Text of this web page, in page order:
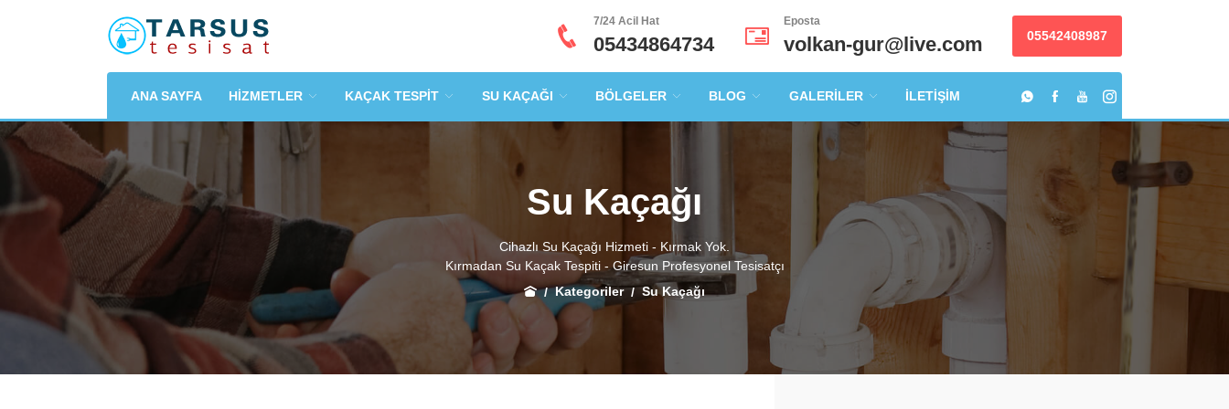
7/24 Acil Hat
05434864734
Eposta
volkan-gur@live.com 05542408987
ANA SAYFA HİZMETLER KAÇAK TESPİT SU KAÇAĞI BÖLGELER BLOG GALERİLER İLETİŞİM
Su Kaçağı
Cihazlı Su Kaçağı Hizmeti - Kırmak Yok.
Kırmadan Su Kaçak Tespiti - Giresun Profesyonel Tesisatçı
Kategoriler
Su Kaçağı